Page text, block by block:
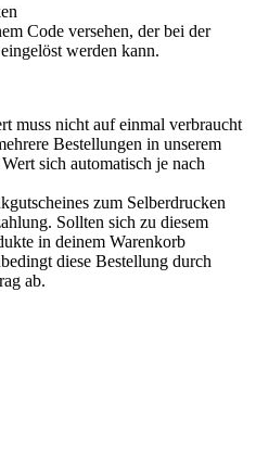
Code versehen, der bei der
werden kann.
muss nicht auf einmal verbraucht
Bestellungen in unserem
sich automatisch je nach
zum Selberdrucken
Sollten sich zu diesem
in deinem Warenkorb
diese Bestellung durch
ab.